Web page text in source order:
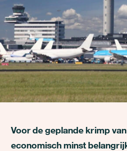
Voor de geplande krimp
economisch minst